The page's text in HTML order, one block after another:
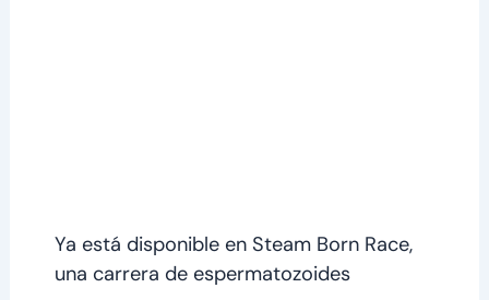
Ya está disponible en Steam Born Race,
una carrera de espermatozoides